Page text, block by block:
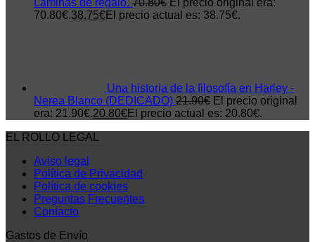
70.80€.38.75€El precio actual es: 38.75€.
Una historia de la filosofía en Harley -
Nerea Blanco (DEDICADO) 21.90€ El precio original
era: 21.90€.20.80€El precio actual es: 20.80€.
EL ROLLO LEGAL
Aviso legal
Política de Privacidad
Política de cookies
Preguntas Frecuentes
Contacto
Gastos de Envío